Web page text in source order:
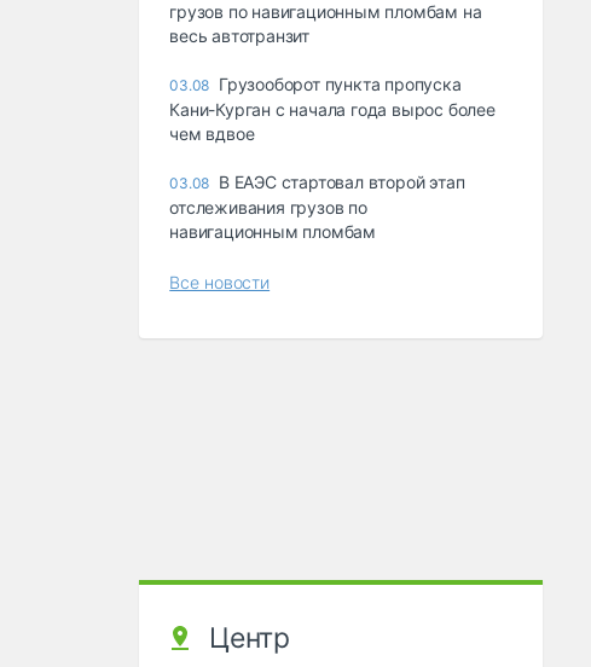
грузов по навигационным пломбам на
весь автотранзит
03.08 Грузооборот пункта пропуска
Кани-Курган с начала года вырос более
чем вдвое
03.08 В ЕАЭС стартовал второй этап
отслеживания грузов по
навигационным пломбам
Все новости
Центр